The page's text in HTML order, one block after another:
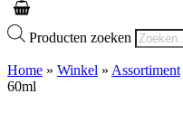
Producten zoeken
Home » Winkel » Assortiment
60ml